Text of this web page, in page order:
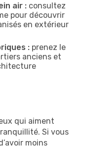
air : consultez
pour découvrir
en extérieur
: prenez le
anciens et
qui aiment
Si vous
moins